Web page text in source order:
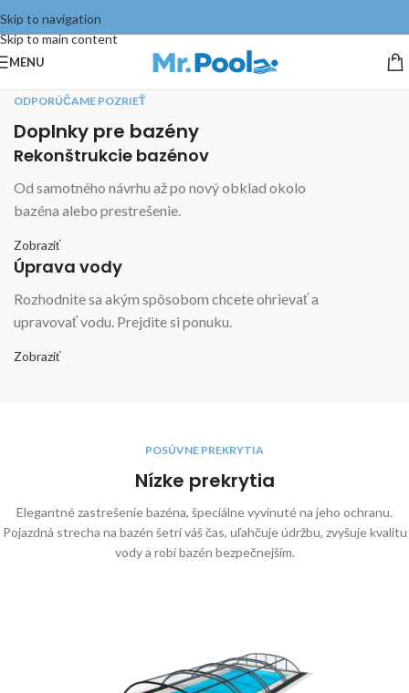
Skip to navigation
Skip to main content
MENU
ODPORÚČAME POZRIEŤ
Doplnky pre bazény
Rekonštrukcie bazénov
Od samotného návrhu až po nový obklad okolo
bazéna alebo prestrešenie.
Zobraziť
Úprava vody
Rozhodnite sa akým spôsobom chcete ohrievať a
upravovať vodu. Prejdite si ponuku.
Zobraziť
POSÚVNE PREKRYTIA
Nízke prekrytia
Elegantné zastrešenie bazéna, špeciálne vyvinuté na jeho ochranu.
Pojazdná strecha na bazén šetrí váš čas, uľahčuje údržbu, zvyšuje kvalitu
vody a robí bazén bezpečnejším.